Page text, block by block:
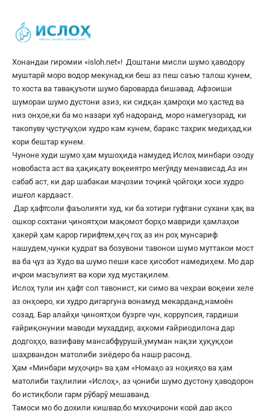
Хонандаи гиромии «isloh.net«! Доштани мисли шумо ҳаводору
муштарӣ моро водор мекунад,ки беш аз пеш саъю талош кунем,
то хоста ва тавақуъоти шумо бароварда бишавад. Афзоиши
шумораи шумо дустони азиз, ки сидқан ҳамроҳи мо ҳастед ва
низ онҳое,ки ба мо назари хуб надоранд, моро намегузорад, ки
такопуву ҷустуҷуҳои худро кам кунем, баракс таҳрик медиҳад,ки
кори бештар кунем.
Чуноне худи шумо ҳам мушоҳида намудед Ислоҳ минбари озоду
новобаста аст ва ҳақиқату воқеиятро мегӯяду менависад.Аз ин
сабаб аст, ки дар шабакаи маҷозии тоҷикӣ ҷойгоҳи хоси худро
ишғол кардааст.
Дар ҳафтсоли фаъолияти худ, ки ба хотири гуфтани сухани ҳақ ва
ошкор сохтани ҷиноятҳои мақомот борҳо мавриди ҳамлаҳои
ҳакерӣ ҳам қарор гирифтем,ҳеҷ гоҳ аз ин роҳ мунсариф
нашудем,чунки қудрат ва бозувони тавонои шумо муттакои мост
ва ба ҷуз аз Худо ва шумо пеши касе ҳисобот намедиҳем. Мо дар
иҷрои масъулият ва кори худ мустақилем.
Ислоҳ тули ин ҳафт сол тавонист, ки симо ва чеҳраи воқеии хеле
аз онҳоеро, ки худро дигаргуна вонамуд мекарданд,намоён
созад. Бар алайҳи ҷиноятҳои бузрге чун, коррупсия, гардиши
ғайриқонунии маводи мухаддир, аҳкоми ғайриодилона дар
додгоҳҳо, вазифаву мансабфурушӣ,умуман нақзи ҳуқуқҳои
шаҳрвандон матолиби зиёдеро ба нашр расонд.
Ҳам «Минбари муҳоҷир» ва ҳам «Номаҳо аз ноҳияҳо ва ҳам
матолиби таҳлилии «Ислоҳ», аз ҷониби шумо дустону ҳаводорон
бо истиқболи гарм рӯбарӯ мешаванд.
Тамоси мо бо дохили кишвар,бо муҳоҷирони корӣ дар ақсо